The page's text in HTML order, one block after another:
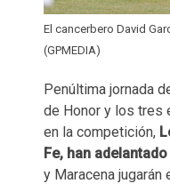
El cancerbero David
(GPMEDIA)
Penúltima jornada
de Honor y los tres
en la competición,
Fe, han
y Maracena jugarán